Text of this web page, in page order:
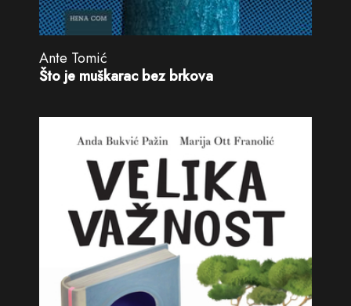
Ante Tomić
Što je muškarac bez brkova